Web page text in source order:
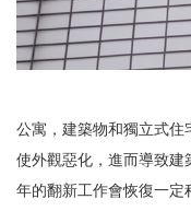
公寓，建築物和獨立式住
使外觀惡化，進而導致
年的翻新工作會恢復一定